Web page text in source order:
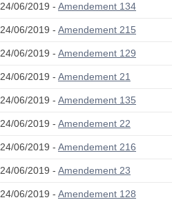
24/06/2019 - Amendement 134
24/06/2019 - Amendement 215
24/06/2019 - Amendement 129
24/06/2019 - Amendement 21
24/06/2019 - Amendement 135
24/06/2019 - Amendement 22
24/06/2019 - Amendement 216
24/06/2019 - Amendement 23
24/06/2019 - Amendement 128